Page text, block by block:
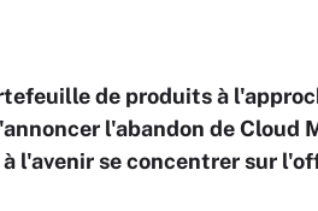
de produits à
l'abandon de Cloud
l'avenir se concentrer sur